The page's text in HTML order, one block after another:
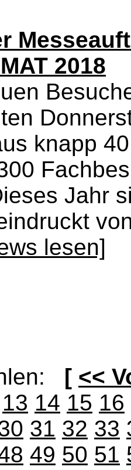
2018
knapp
Jahr
lesen]
[ <<
13 14 15 16
31 32 33
49 50 51